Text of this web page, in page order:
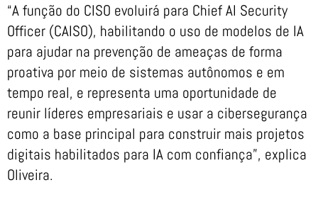
“A função do CISO evoluirá para Chief AI Security
Officer (CAISO), habilitando o uso de modelos de IA
para ajudar na prevenção de ameaças de forma
proativa por meio de sistemas autônomos e em
tempo real, e representa uma oportunidade de
reunir líderes empresariais e usar a cibersegurança
como a base principal para construir mais projetos
digitais habilitados para IA com confiança”, explica
Oliveira.